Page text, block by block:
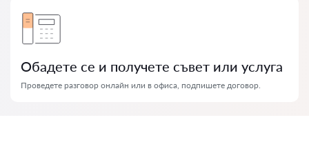
Обадете се и получете съвет или услуга
Проведете разговор онлайн или в офиса, подпишете договор.